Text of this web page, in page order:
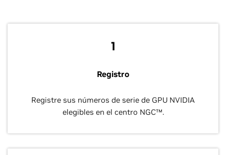
1
Registro
Registre sus números de serie de GPU NVIDIA
elegibles en el centro NGC™.